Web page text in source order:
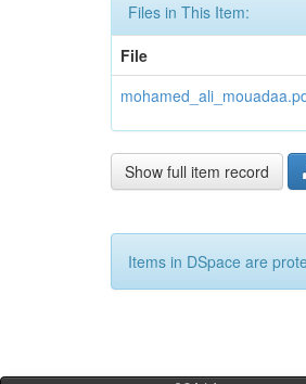
Files in This Item:
File
Show full item record
Items in DSpace are